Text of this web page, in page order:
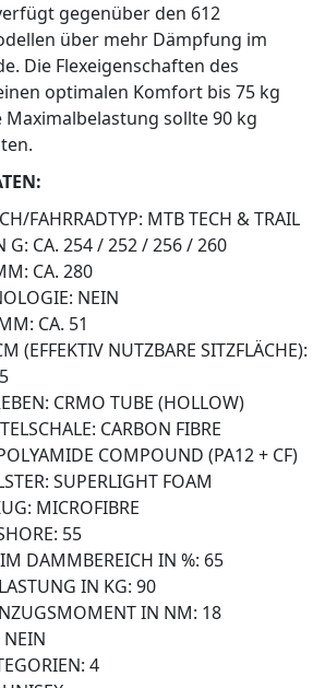
gegenüber den 612
über mehr Dämpfung im
Die Flexeigenschaften des
optimalen Komfort bis 75 kg
sollte 90 kg
FAHRRADTYP: MTB TECH & TRAIL
G: CA. 254 / 252 / 256 / 260
CA. 280
NEIN
CA. 51
(EFFEKTIV NUTZBARE SITZFLÄCHE):
CRMO TUBE (HOLLOW)
CARBON FIBRE
COMPOUND (PA12 + CF)
SUPERLIGHT FOAM
MICROFIBRE
55
DAMMBEREICH IN %: 65
IN KG: 90
IN NM: 18
NEIN
4